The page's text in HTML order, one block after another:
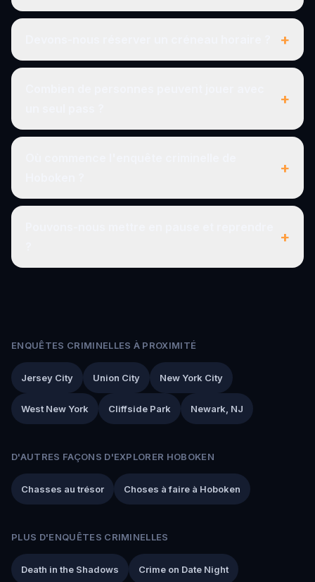
+
+
+
+
ENQUÊTES CRIMINELLES À PROXIMITÉ
Jersey City Union City New York City
West New York Cliffside Park Newark, NJ
D'AUTRES FAÇONS D'EXPLORER HOBOKEN
Chasses au trésor Choses à faire à Hoboken
PLUS D'ENQUÊTES CRIMINELLES
Death in the Shadows Crime on Date Night